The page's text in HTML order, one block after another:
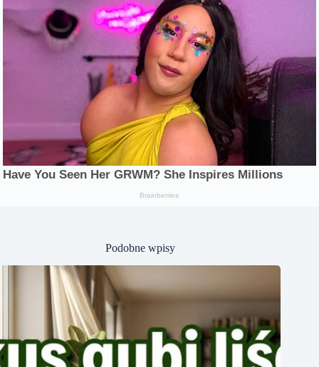
Podobne wpisy